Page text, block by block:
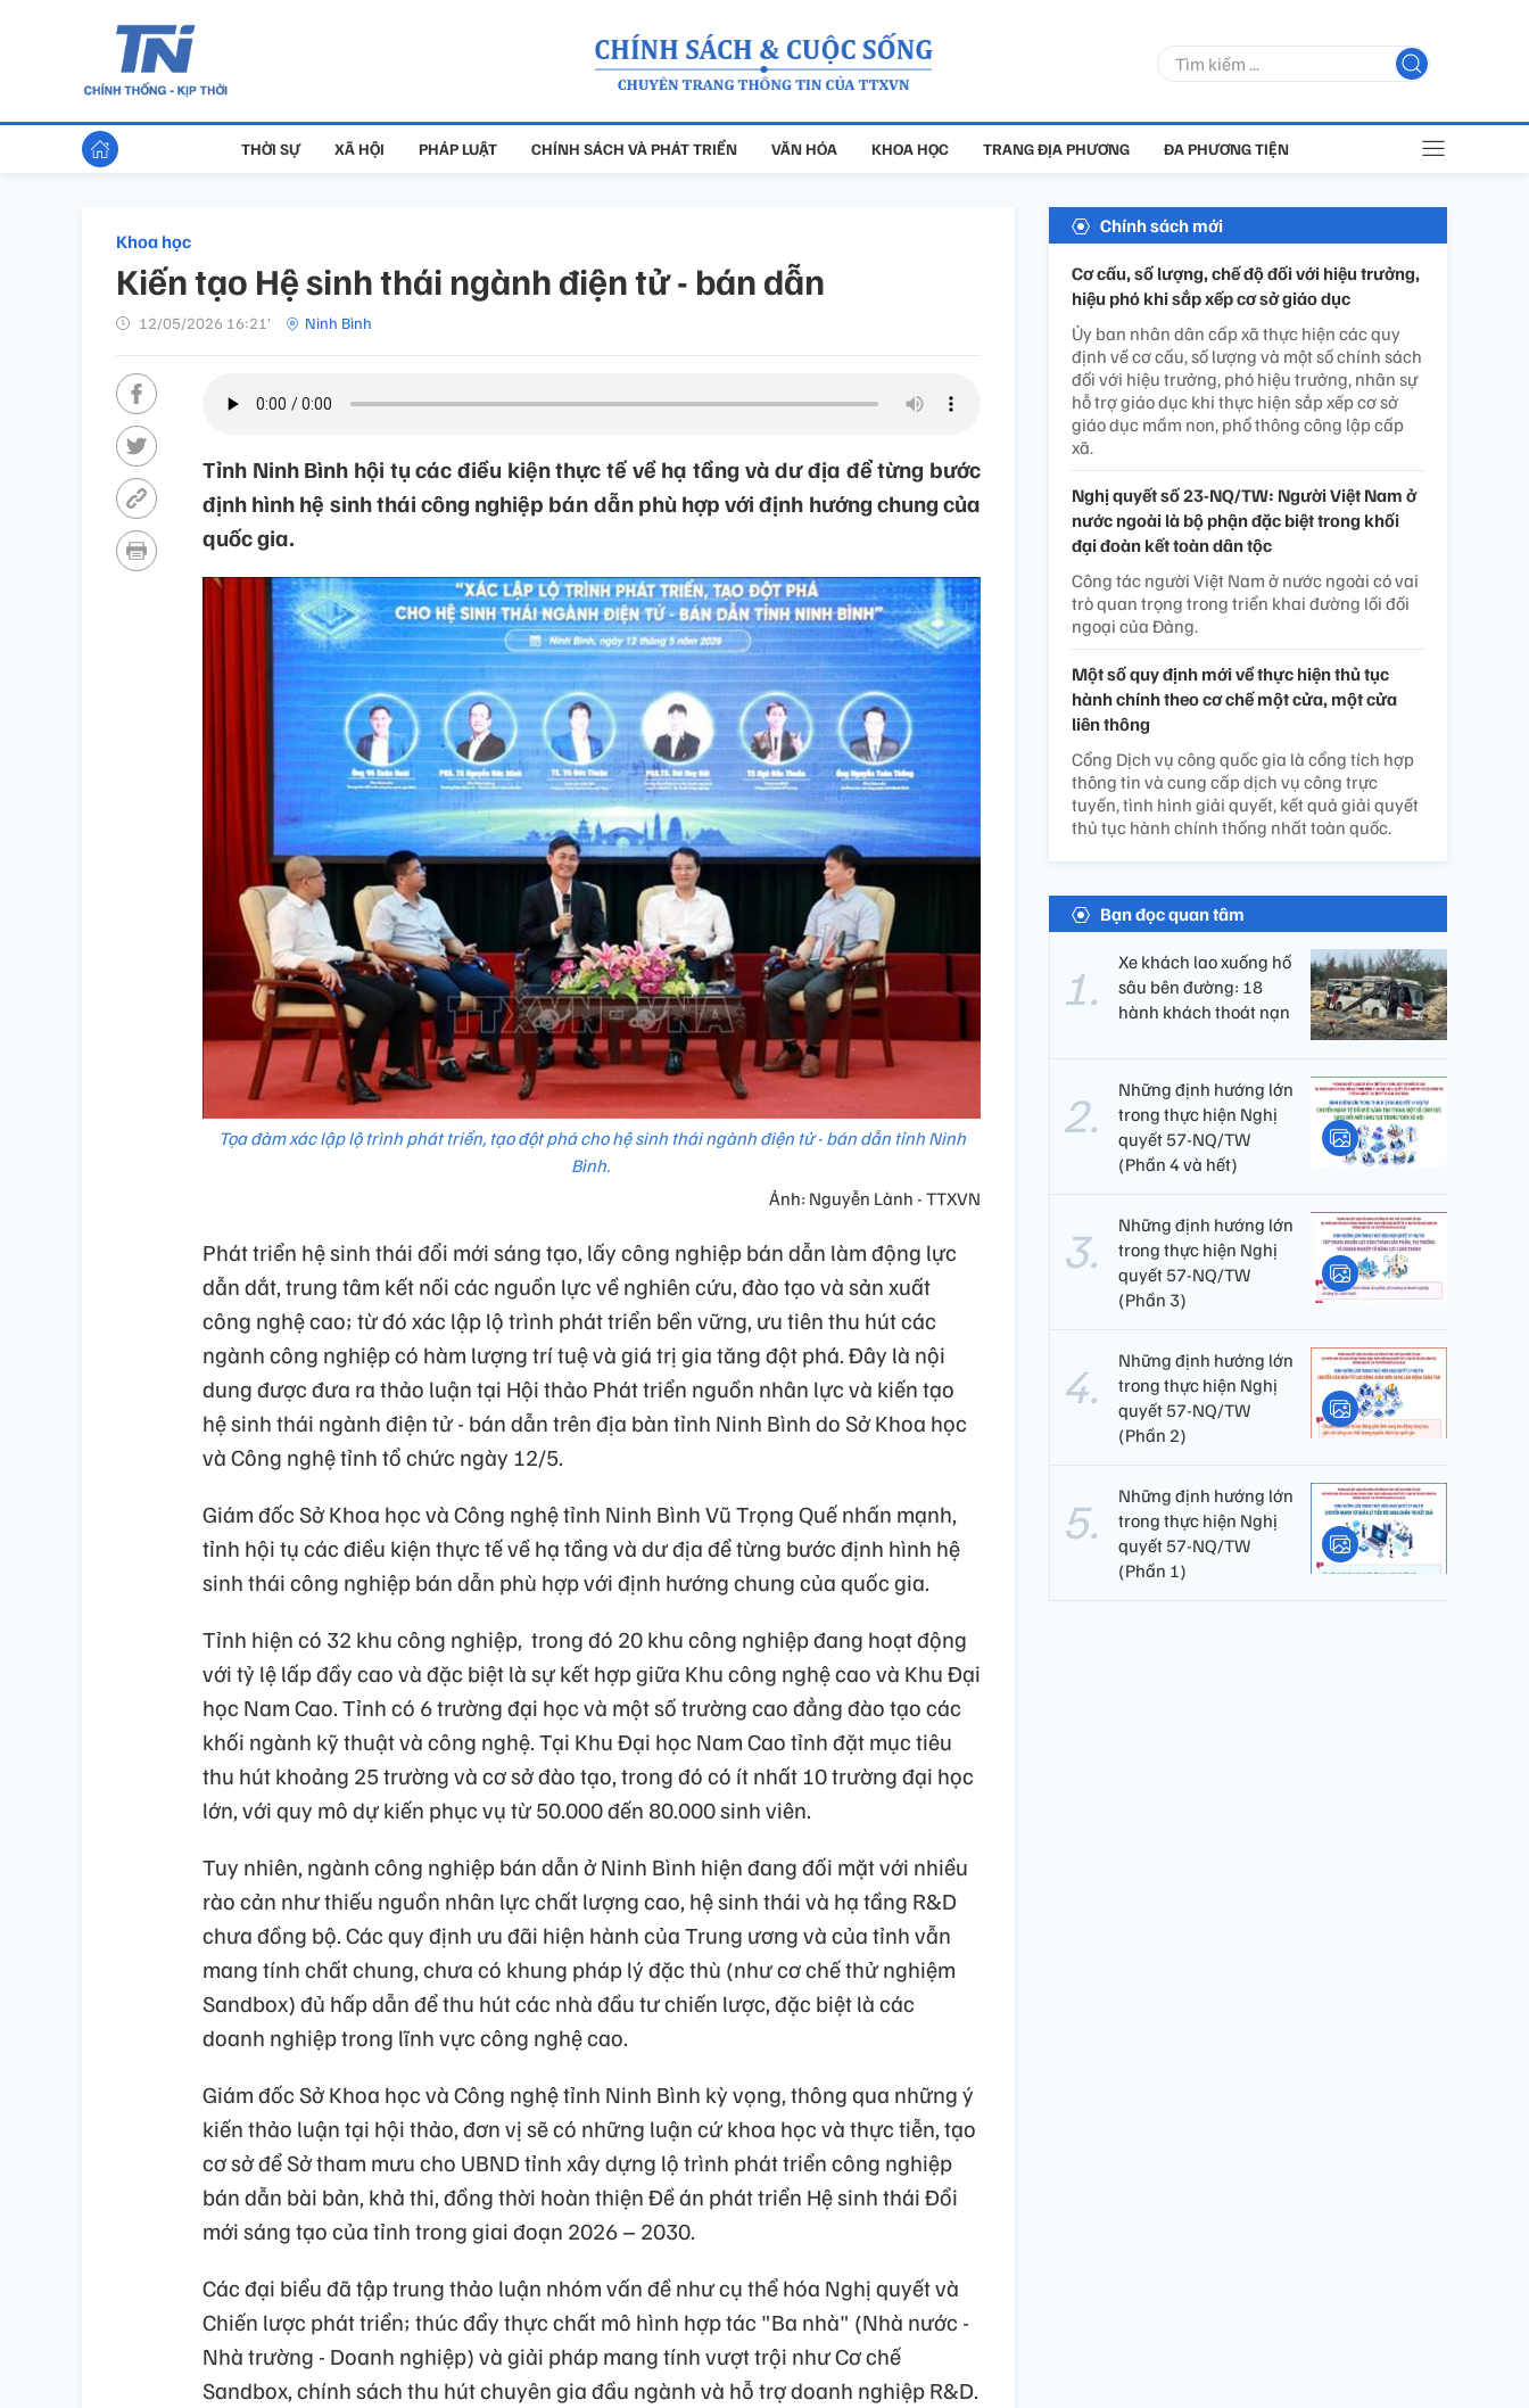
THỜI SỰ XÃ HỘI PHÁP LUẬT CHÍNH SÁCH VÀ PHÁT TRIỂN VĂN HÓA KHOA HỌC TRANG ĐỊA PHƯƠNG ĐA PHƯƠNG TIỆN
Khoa học
Kiến tạo Hệ sinh thái ngành điện tử - bán dẫn
12/05/2026 16:21’ Ninh Bình
Tỉnh Ninh Bình hội tụ các điều kiện thực tế về hạ tầng và dư địa để từng bước
định hình hệ sinh thái công nghiệp bán dẫn phù hợp với định hướng chung của
quốc gia.
Tọa đàm xác lập lộ trình phát triển, tạo đột phá cho hệ sinh thái ngành điện tử - bán dẫn tỉnh Ninh
Bình.
Ảnh: Nguyễn Lành - TTXVN
Phát triển hệ sinh thái đổi mới sáng tạo, lấy công nghiệp bán dẫn làm động lực
dẫn dắt, trung tâm kết nối các nguồn lực về nghiên cứu, đào tạo và sản xuất
công nghệ cao; từ đó xác lập lộ trình phát triển bền vững, ưu tiên thu hút các
ngành công nghiệp có hàm lượng trí tuệ và giá trị gia tăng đột phá. Đây là nội
dung được đưa ra thảo luận tại Hội thảo Phát triển nguồn nhân lực và kiến tạo
hệ sinh thái ngành điện tử - bán dẫn trên địa bàn tỉnh Ninh Bình do Sở Khoa học
và Công nghệ tỉnh tổ chức ngày 12/5.
Giám đốc Sở Khoa học và Công nghệ tỉnh Ninh Bình Vũ Trọng Quế nhấn mạnh,
tỉnh hội tụ các điều kiện thực tế về hạ tầng và dư địa để từng bước định hình hệ
sinh thái công nghiệp bán dẫn phù hợp với định hướng chung của quốc gia.
Tỉnh hiện có 32 khu công nghiệp, trong đó 20 khu công nghiệp đang hoạt động
với tỷ lệ lấp đầy cao và đặc biệt là sự kết hợp giữa Khu công nghệ cao và Khu Đại
học Nam Cao. Tỉnh có 6 trường đại học và một số trường cao đẳng đào tạo các
khối ngành kỹ thuật và công nghệ. Tại Khu Đại học Nam Cao tỉnh đặt mục tiêu
thu hút khoảng 25 trường và cơ sở đào tạo, trong đó có ít nhất 10 trường đại học
lớn, với quy mô dự kiến phục vụ từ 50.000 đến 80.000 sinh viên.
Tuy nhiên, ngành công nghiệp bán dẫn ở Ninh Bình hiện đang đối mặt với nhiều
rào cản như thiếu nguồn nhân lực chất lượng cao, hệ sinh thái và hạ tầng R&D
chưa đồng bộ. Các quy định ưu đãi hiện hành của Trung ương và của tỉnh vẫn
mang tính chất chung, chưa có khung pháp lý đặc thù (như cơ chế thử nghiệm
Sandbox) đủ hấp dẫn để thu hút các nhà đầu tư chiến lược, đặc biệt là các
doanh nghiệp trong lĩnh vực công nghệ cao.
Giám đốc Sở Khoa học và Công nghệ tỉnh Ninh Bình kỳ vọng, thông qua những ý
kiến thảo luận tại hội thảo, đơn vị sẽ có những luận cứ khoa học và thực tiễn, tạo
cơ sở để Sở tham mưu cho UBND tỉnh xây dựng lộ trình phát triển công nghiệp
bán dẫn bài bản, khả thi, đồng thời hoàn thiện Đề án phát triển Hệ sinh thái Đổi
mới sáng tạo của tỉnh trong giai đoạn 2026 – 2030.
Các đại biểu đã tập trung thảo luận nhóm vấn đề như cụ thể hóa Nghị quyết và
Chiến lược phát triển; thúc đẩy thực chất mô hình hợp tác "Ba nhà" (Nhà nước -
Nhà trường - Doanh nghiệp) và giải pháp mang tính vượt trội như Cơ chế
Sandbox, chính sách thu hút chuyên gia đầu ngành và hỗ trợ doanh nghiệp R&D.
Chính sách mới
Cơ cấu, số lượng, chế độ đối với hiệu trưởng,
hiệu phó khi sắp xếp cơ sở giáo dục
Ủy ban nhân dân cấp xã thực hiện các quy
định về cơ cấu, số lượng và một số chính sách
đối với hiệu trưởng, phó hiệu trưởng, nhân sự
hỗ trợ giáo dục khi thực hiện sắp xếp cơ sở
giáo dục mầm non, phổ thông công lập cấp
xã.
Nghị quyết số 23-NQ/TW: Người Việt Nam ở
nước ngoài là bộ phận đặc biệt trong khối
đại đoàn kết toàn dân tộc
Công tác người Việt Nam ở nước ngoài có vai
trò quan trọng trong triển khai đường lối đối
ngoại của Đảng.
Một số quy định mới về thực hiện thủ tục
hành chính theo cơ chế một cửa, một cửa
liên thông
Cổng Dịch vụ công quốc gia là cổng tích hợp
thông tin và cung cấp dịch vụ công trực
tuyến, tình hình giải quyết, kết quả giải quyết
thủ tục hành chính thống nhất toàn quốc.
Bạn đọc quan tâm
Xe khách lao xuống hố
sâu bên đường: 18
hành khách thoát nạn
Những định hướng lớn
trong thực hiện Nghị
quyết 57-NQ/TW
(Phần 4 và hết)
Những định hướng lớn
trong thực hiện Nghị
quyết 57-NQ/TW
(Phần 3)
Những định hướng lớn
trong thực hiện Nghị
quyết 57-NQ/TW
(Phần 2)
Những định hướng lớn
trong thực hiện Nghị
quyết 57-NQ/TW
(Phần 1)